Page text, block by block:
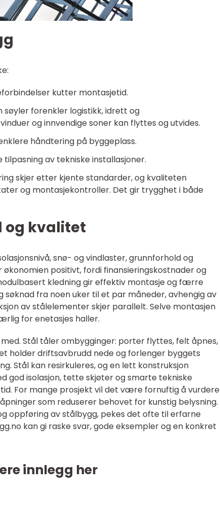
kutter montasjetid.
søyler forenkler logistikk, idrett og
og innvendige soner kan flyttes og utvides.
håndtering på byggeplass.
av tekniske installasjoner.
skjer etter kjente standarder, og kvaliteten
og montasjekontroller. Det gir trygghet i både
og kvalitet
snø- og vindlaster, grunnforhold og
positivt, fordi finansieringskostnader og
kledning gir effektiv montasje og færre
søknad fra noen uker til et par måneder, avhengig av
av stålelementer skjer parallelt. Selve montasjen
for enetasjes haller.
Stål tåler ombygginger: porter flyttes, felt åpnes,
holder driftsavbrudd nede og forlenger byggets
Stål kan resirkuleres, og en lett konstruksjon
god isolasjon, tette skjøter og smarte tekniske
For mange prosjekt vil det være fornuftig å vurdere
som reduserer behovet for kunstig belysning.
oppføring av stålbygg, pekes det ofte til erfarne
kan gi raske svar, gode eksempler og en konkret
innlegg her